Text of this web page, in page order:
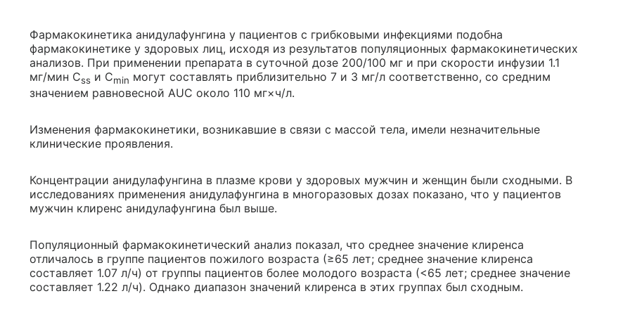
Фармакокинетика анидулафунгина у пациентов с грибковыми инфекциями подобна
фармакокинетике у здоровых лиц, исходя из результатов популяционных фармакокинетических
анализов. При применении препарата в суточной дозе 200/100 мг и при скорости инфузии 1.1
мг/мин Css и Cmin могут составлять приблизительно 7 и 3 мг/л соответственно, со средним
значением равновесной AUC около 110 мг×ч/л.
Изменения фармакокинетики, возникавшие в связи с массой тела, имели незначительные
клинические проявления.
Концентрации анидулафунгина в плазме крови у здоровых мужчин и женщин были сходными. В
исследованиях применения анидулафунгина в многоразовых дозах показано, что у пациентов
мужчин клиренс анидулафунгина был выше.
Популяционный фармакокинетический анализ показал, что среднее значение клиренса
отличалось в группе пациентов пожилого возраста (≥65 лет; среднее значение клиренса
составляет 1.07 л/ч) от группы пациентов более молодого возраста (<65 лет; среднее значение
составляет 1.22 л/ч). Однако диапазон значений клиренса в этих группах был сходным.